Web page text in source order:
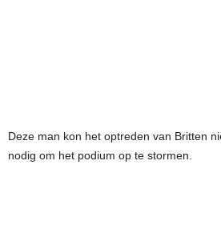
Deze man kon het optreden van Britten
nodig om het podium op te stormen.